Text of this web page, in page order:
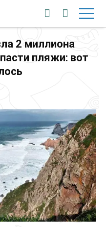
2 миллиона
пляжи: вот